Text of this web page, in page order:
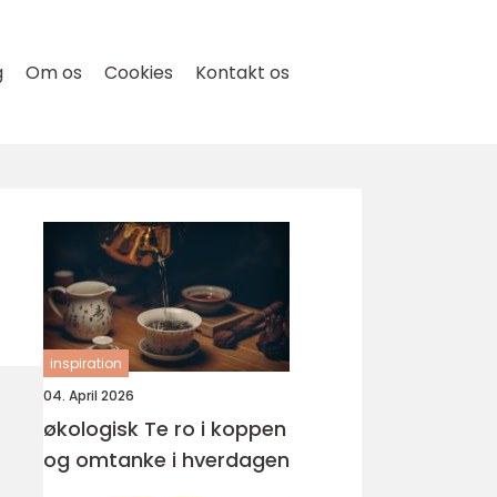
Om os Cookies Kontakt os
inspiration
04. April 2026
økologisk Te ro i koppen
og omtanke i hverdagen